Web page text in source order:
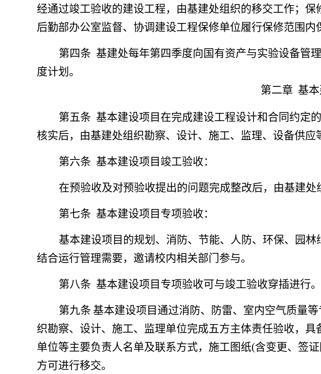
经通过竣工验收的建设工程，由基建处组织的移交工作；
后勤部办公室监督、协调建设工程保修单位履行保修范围内
第四条 基建处每年第四季度向国有资产与实验设备管
度计划。
第二章 基
第五条 基本建设项目在完成建设工程设计和合同约定
核实后，由基建处组织勘察、设计、施工、监理、设备供应
第六条 基本建设项目竣工验收：
在预验收及对预验收提出的问题完成整改后，由基建
第七条 基本建设项目专项验收：
基本建设项目的规划、消防、节能、人防、环保、园
结合运行管理需要，邀请校内相关部门参与。
第八条 基本建设项目专项验收可与竣工验收穿插进行。
第九条 基本建设项目通过消防、防雷、室内空气质量
织勘察、设计、施工、监理单位完成五方主体责任验收，
单位等主要负责人名单及联系方式，施工图纸(含变更、签
方可进行移交。